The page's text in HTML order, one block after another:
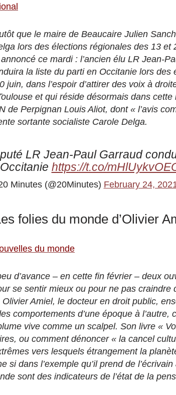
que le maire de Beaucaire Julien
lors des élections régionales des 13 et
ce mardi : l’ancien élu LR Jean-
la liste du parti en Occitanie lors des
dans l’espoir d’attirer des voix à
et qui réside désormais dans cette
de Perpignan Louis Aliot, dont « l’avis
sortante socialiste Carole Delga.
LR Jean-Paul Garraud
https://t.co/
Minutes (@20Minutes) February 24,
folies du monde d’Olivier
du monde
d’avance – en cette fin février – deux
se sentir mieux ou pour ne pas craindre
Amiel, le docteur en droit public,
comportements d’une époque à l’autre,
vive comme un scalpel. Son livre «
ou comment dénoncer « la cancel
vers lesquels étrangement la
si dans l’exemple qu’il prend de
sont des indicateurs de l’état de la